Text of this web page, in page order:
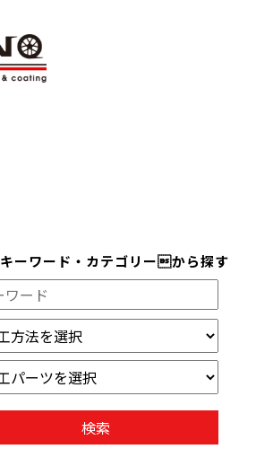
キーワード・カテゴリーから探す